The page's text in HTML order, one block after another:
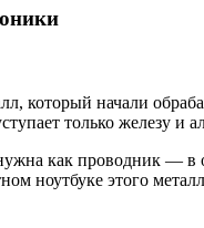
который начали
только железу
как проводник — в
ноутбуке этого